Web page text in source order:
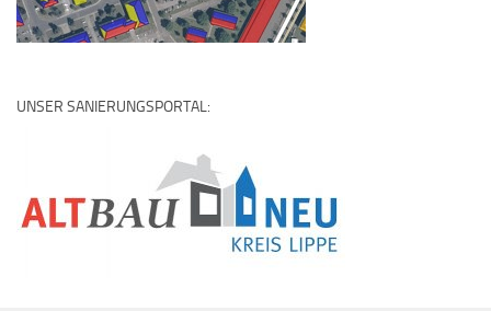
UNSER SANIERUNGSPORTAL: